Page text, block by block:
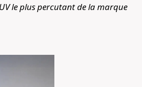
le plus percutant de la marque